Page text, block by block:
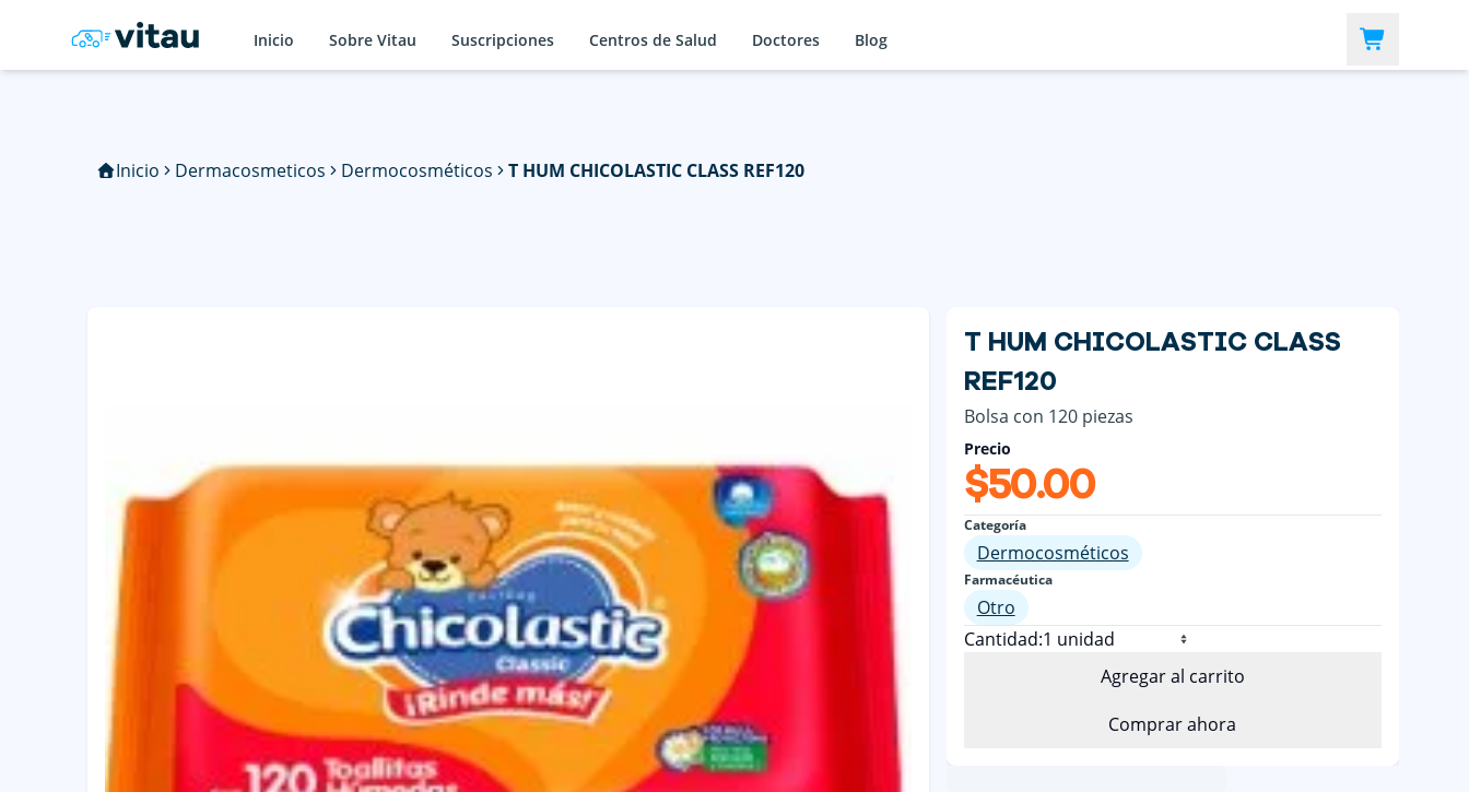
Inicio Sobre Vitau Suscripciones Centros de Salud Doctores Blog
Inicio Dermacosmeticos Dermocosméticos T HUM CHICOLASTIC CLASS REF120
T HUM CHICOLASTIC CLASS
REF120
Bolsa con 120 piezas
Precio
$50.00
Categoría
Dermocosméticos
Farmacéutica
Otro
Cantidad:
Agregar al carrito
Comprar ahora